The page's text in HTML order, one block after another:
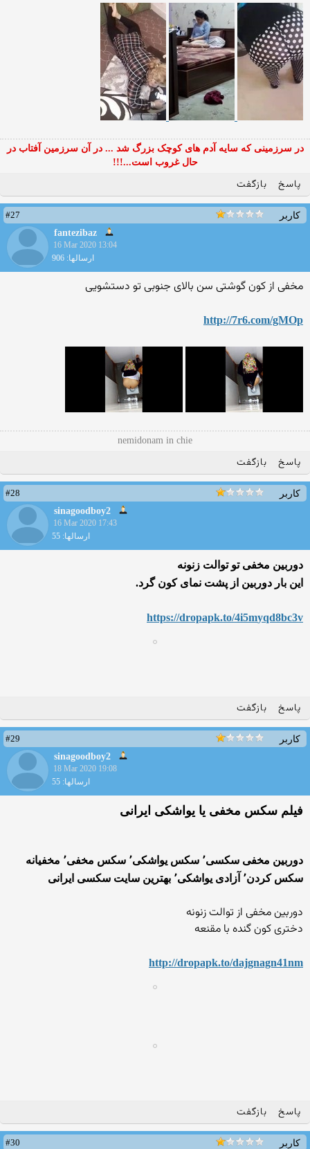
در سرزمینی که سایه آدم های کوچک بزرگ شد ... در آن سرزمین آفتاب در
حال غروب است...!!!
پاسخ بازگفت
کاربر
#27
fantezibaz
16 Mar 2020 13:04
ارسالها: 906
مخفی از کون گوشتی سن بالای جنوبی تو دستشویی
http://7r6.com/gMOp
nemidonam in chie
پاسخ بازگفت
کاربر
#28
sinagoodboy2
16 Mar 2020 17:43
ارسالها: 55
دوربین مخفی تو توالت زنونه
این بار دوربین از پشت نمای کون گرد.
https://dropapk.to/4i5myqd8bc3v
پاسخ بازگفت
کاربر
#29
sinagoodboy2
18 Mar 2020 19:08
ارسالها: 55
فیلم سکس مخفی یا یواشکی ایرانی
دوربین مخفی سکسی٬ سکس یواشکی٬ سکس مخفی٬ مخفیانه
سکس کردن٬ آزادی یواشکی٬ بهترین سایت سکسی ایرانی
دوربین مخفی از توالت زنونه
دختری کون گنده با مقنعه
http://dropapk.to/dajgnagn41nm
پاسخ بازگفت
کاربر
#30